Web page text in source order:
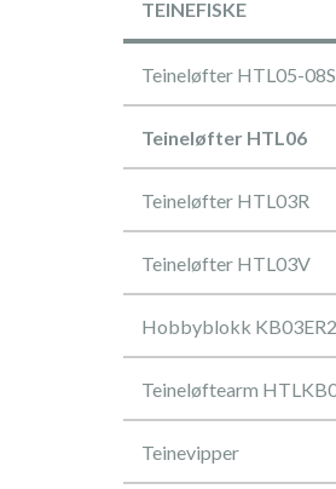
TEINEFISKE
Teineløfter HTL05-08S
Teineløfter HTL06
Teineløfter HTL03R
Teineløfter HTL03V
Hobbyblokk
Teineløftearm
Teinevipper